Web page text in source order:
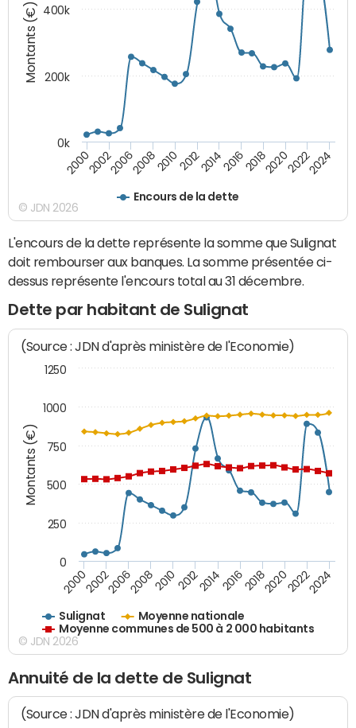
Montants (€)
Encours de la dette
200020022006200820102012201420162018202020222024
0k
200k
400k
© JDN 2026
L'encours de la dette représente la somme que Sulignat
doit rembourser aux banques. La somme présentée ci-
dessus représente l'encours total au 31 décembre.
Dette par habitant de Sulignat
Montants (€)
(Source : JDN d'après ministère de l'Economie)
Sulignat
Moyenne nationale
Moyenne communes de 500 à 2 000 habitants
200020022006200820102012201420162018202020222024
0
250
500
750
1000
1250
© JDN 2026
Annuité de la dette de Sulignat
(Source : JDN d'après ministère de l'Economie)